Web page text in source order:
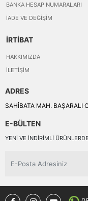
BANKA HESAP NUMARALARI
İADE VE DEĞIŞIM
İRTİBAT
HAKKIMIZDA
İLETIŞIM
ADRES
SAHİBATA MAH. BAŞARALI
E-BÜLTEN
YENI VE INDIRIMLI